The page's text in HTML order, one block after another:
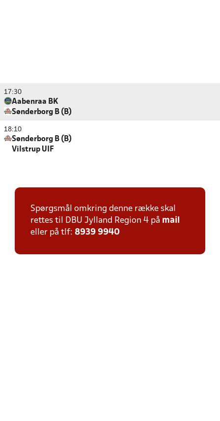
17:30
Aabenraa BK
Sønderborg B (B)
18:10
Sønderborg B (B)
Vilstrup UIF
Spørgsmål omkring denne række skal
rettes til DBU Jylland Region 4 på mail
eller på tlf: 8939 9940